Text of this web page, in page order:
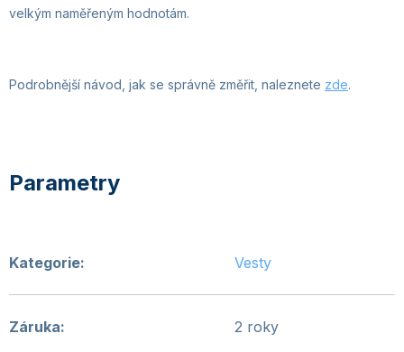
velkým naměřeným hodnotám.
Podrobnější návod, jak se správně změřit, naleznete zde.
Kategorie: Vesty
Záruka: 2 roky